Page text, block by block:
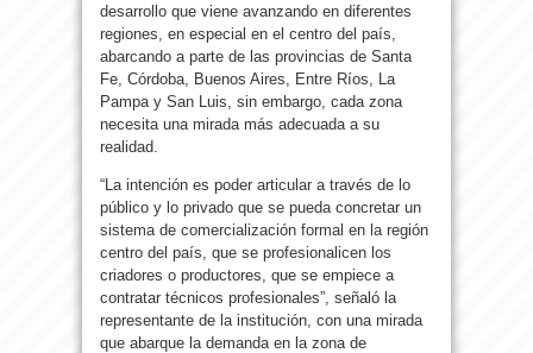
desarrollo que viene avanzando en diferentes
regiones, en especial en el centro del país,
abarcando a parte de las provincias de Santa
Fe, Córdoba, Buenos Aires, Entre Ríos, La
Pampa y San Luis, sin embargo, cada zona
necesita una mirada más adecuada a su
realidad.
“La intención es poder articular a través de lo
público y lo privado que se pueda concretar un
sistema de comercialización formal en la región
centro del país, que se profesionalicen los
criadores o productores, que se empiece a
contratar técnicos profesionales”, señaló la
representante de la institución, con una mirada
que abarque la demanda en la zona de